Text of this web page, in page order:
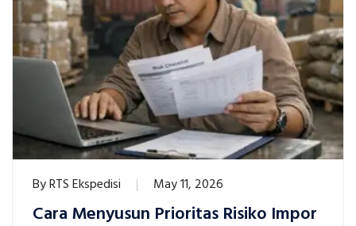
ByRTS Ekspedisi May 11, 2026
Cara Menyusun Prioritas Risiko Impor